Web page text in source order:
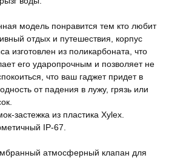
модель понравится тем кто любит
отдых и путешествия, корпус
изготовлен из поликарбоната, что
его ударопрочным и позволяет не
что ваш гаджет придет в
от падения в лужу, грязь или
застежка из пластика Xylex.
IP-67.
атмосферный клапан для